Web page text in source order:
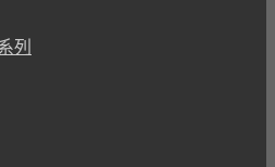
列